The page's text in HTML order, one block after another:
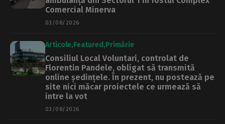
Comercial Minerva
03/08/2026
Articole Featured Primărie
Consiliul Local Voluntari, controlat de
Florentin Pandele, obligat să transmită
online ședințele. În prezent, nu postează pe
site nici măcar proiectele ce urmează să
intre la vot
03/08/2026